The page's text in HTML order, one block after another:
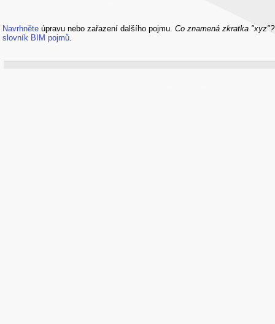
Navrhněte úpravu nebo zařazení dalšího pojmu. Co znamená zkratka
slovník BIM pojmů